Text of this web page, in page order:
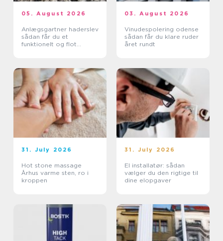
05. August 2026
Anlægsgartner haderslev
sådan får du et
funktionelt og flot
03. August 2026
Vinudespolering odense
sådan får du klare ruder
året rundt
31. July 2026
Hot stone massage
Århus varme sten, ro i
kroppen
31. July 2026
El installatør: sådan
vælger du den rigtige til
dine elopgaver